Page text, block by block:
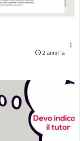
2 anni Fa